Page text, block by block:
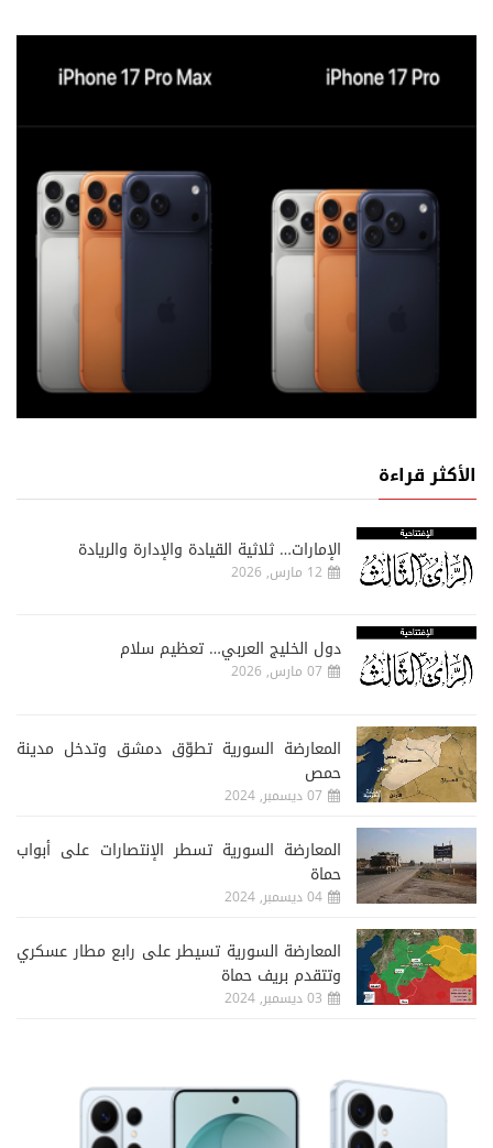
الأكثر قراءة
الإمارات… ثلاثية القيادة والإدارة والريادة
12 مارس, 2026
دول الخليج العربي… تعظيم سلام
07 مارس, 2026
المعارضة السورية تطوّق دمشق وتدخل مدينة
حمص
07 ديسمبر, 2024
المعارضة السورية تسطر الإنتصارات على أبواب
حماة
04 ديسمبر, 2024
المعارضة السورية تسيطر على رابع مطار عسكري
وتتقدم بريف حماة
03 ديسمبر, 2024